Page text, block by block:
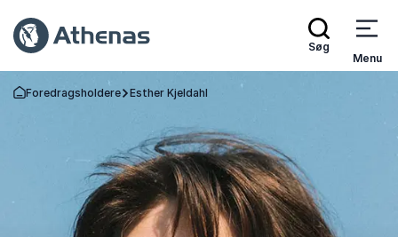
Søg
Menu
Tilbage til forsiden
Foredragsholdere Esther Kjeldahl